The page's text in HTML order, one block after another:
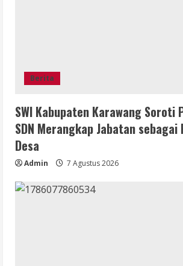
Berita
SWI Kabupaten Karawang Soroti
SDN Merangkap Jabatan sebagai
Desa
Admin 7 Agustus 2026